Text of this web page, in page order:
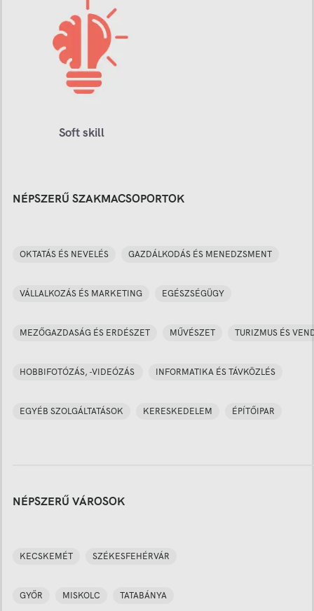
Soft skill
NÉPSZERŰ SZAKMACSOPORTOK
OKTATÁS ÉS NEVELÉS GAZDÁLKODÁS ÉS MENEDZSMENT
VÁLLALKOZÁS ÉS MARKETING EGÉSZSÉGÜGY
MEZŐGAZDASÁG ÉS ERDÉSZET MŰVÉSZET TURIZMUS ÉS
HOBBIFOTÓZÁS, -VIDEÓZÁS INFORMATIKA ÉS TÁVKÖZLÉS
EGYÉB SZOLGÁLTATÁSOK KERESKEDELEM ÉPÍTŐIPAR
NÉPSZERŰ VÁROSOK
KECSKEMÉT SZÉKESFEHÉRVÁR
GYŐR MISKOLC TATABÁNYA